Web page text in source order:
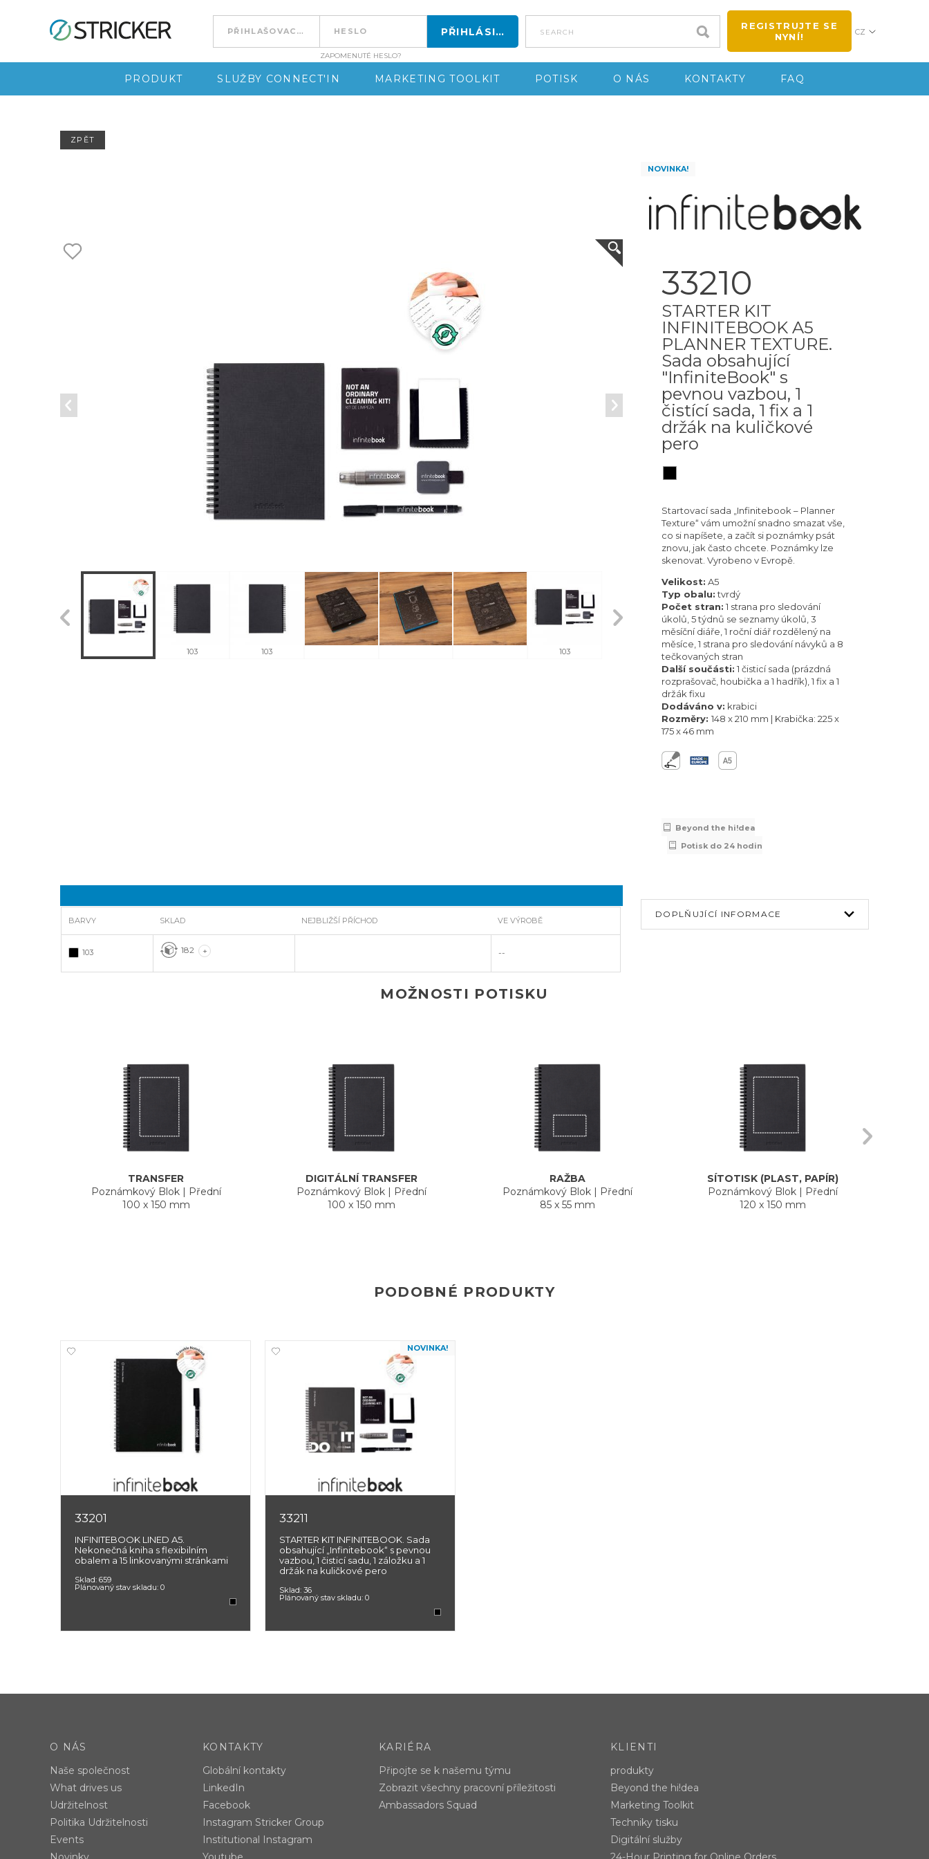
Go to content
ZAPOMENUTÉ HESLO?
search
REGISTRUJTE SE
NYNÍ!
CZ
PRODUKT SLUŽBY CONNECT'IN MARKETING TOOLKIT POTISK O NÁS KONTAKTY FAQ
ZPĚT
103 103 103 103
NOVINKA!
33210
STARTER KIT
INFINITEBOOK A5
PLANNER TEXTURE.
Sada obsahující
"InfiniteBook" s
pevnou vazbou, 1
čistící sada, 1 fix a 1
držák na kuličkové
pero
Startovací sada „Infinitebook – Planner
Texture“ vám umožní snadno smazat vše,
co si napíšete, a začít si poznámky psát
znovu, jak často chcete. Poznámky lze
skenovat. Vyrobeno v Evropě.
Velikost: A5
Typ obalu:tvrdý
Počet stran: 1 strana pro sledování
úkolů, 5 týdnů se seznamy úkolů, 3
měsíční diáře, 1 roční diář rozdělený na
měsíce, 1 strana pro sledování návyků a 8
tečkovaných stran
Další součásti: 1 čisticí sada (prázdná
rozprašovač, houbička a 1 hadřík), 1 fix a 1
držák fixu
Dodáváno v: krabici
Rozměry: 148 x 210 mm | Krabička: 225 x
175 x 46 mm
Beyond the hi!dea
Potisk do 24 hodin
BARVY SKLAD NEJBLIŽŠÍ PŘÍCHOD VE VÝROBĚ
103 182 + --
DOPLŇUJÍCÍ INFORMACE
MOŽNOSTI POTISKU
TRANSFER
Poznámkový Blok | Přední
100 x 150 mm
DIGITÁLNÍ TRANSFER
Poznámkový Blok | Přední
100 x 150 mm
RAŽBA
Poznámkový Blok | Přední
85 x 55 mm
SÍTOTISK (PLAST, PAPÍR)
Poznámkový Blok | Přední
120 x 150 mm
PODOBNÉ PRODUKTY
33201
INFINITEBOOK LINED A5.
Nekonečná kniha s flexibilním
obalem a 15 linkovanými stránkami
Sklad: 659
Plánovaný stav skladu: 0
NOVINKA!
33211
STARTER KIT INFINITEBOOK. Sada
obsahující „Infinitebook“ s pevnou
vazbou, 1 čisticí sadu, 1 záložku a 1
držák na kuličkové pero
Sklad: 36
Plánovaný stav skladu: 0
O NÁS
Naše společnost
What drives us
Udržitelnost
Politika Udržitelnosti
Events
KONTAKTY
Globální kontakty
LinkedIn
Facebook
Instagram Stricker Group
Institutional Instagram
KARIÉRA
Připojte se k našemu týmu
Zobrazit všechny pracovní příležitosti
Ambassadors Squad
KLIENTI
produkty
Beyond the hi!dea
Marketing Toolkit
Techniky tisku
Digitální služby